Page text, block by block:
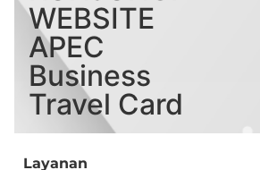
WEBSITE
APEC
Business
Travel Card
Layanan